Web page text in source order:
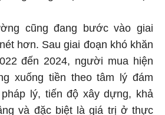
cũng đang bước vào giai
hơn. Sau giai đoạn khó khăn
đến 2024, người mua hiện
xuống tiền theo tâm lý đám
lý, tiến độ xây dựng, khả
và đặc biệt là giá trị ở thực